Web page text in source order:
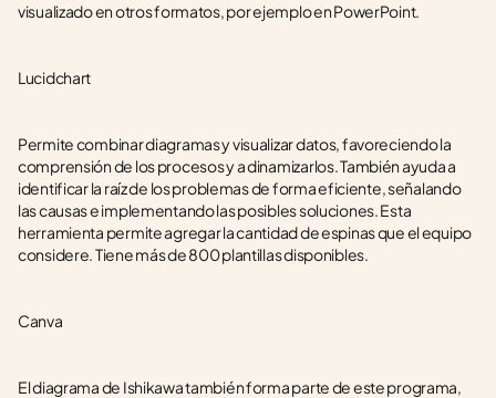
visualizado en otros formatos, por ejemplo en PowerPoint.
Lucidchart
Permite combinar diagramas y visualizar datos, favoreciendo la
comprensión de los procesos y a dinamizarlos. También ayuda a
identificar la raíz de los problemas de forma eficiente, señalando
las causas e implementando las posibles soluciones. Esta
herramienta permite agregar la cantidad de espinas que el equipo
considere. Tiene más de 800 plantillas disponibles.
Canva
El diagrama de Ishikawa también forma parte de este programa,